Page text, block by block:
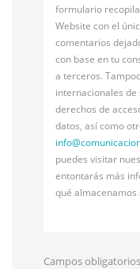
formulario
Website con el
comentarios
con base en tu
a terceros.
internacionales de
derechos de
datos, así como
info@
puedes visitar
entontarás más
qué almacenamos
Campos obligatorios